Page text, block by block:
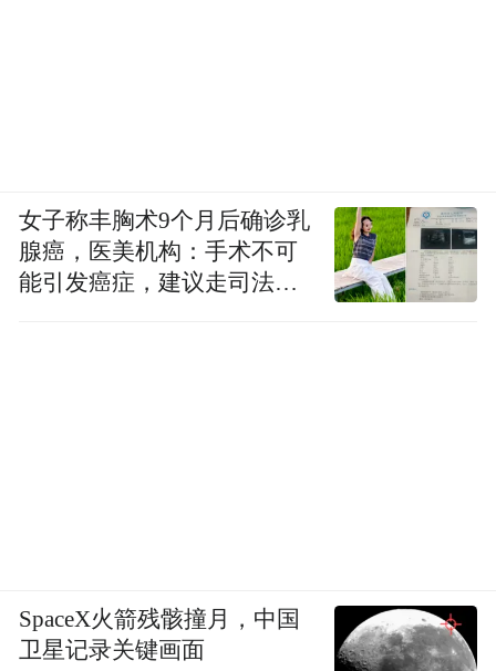
女子称丰胸术9个月后确诊乳
腺癌，医美机构：手术不可
能引发癌症，建议走司法途
SpaceX火箭残骸撞月，中国
卫星记录关键画面